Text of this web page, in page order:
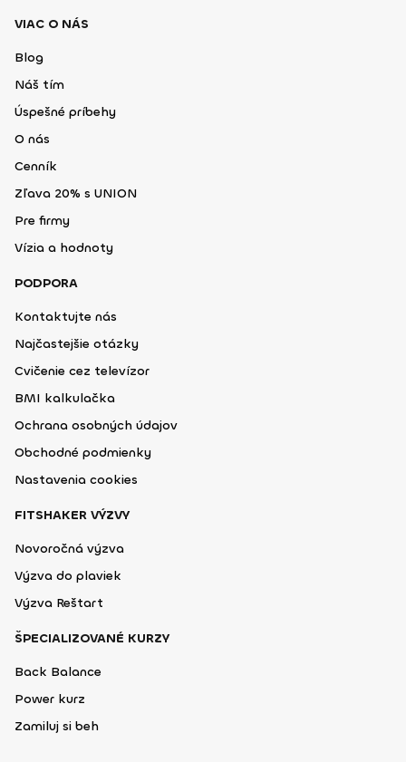
VIAC O NÁS
Blog
Náš tím
Úspešné príbehy
O nás
Cenník
Zľava 20% s UNION
Pre firmy
Vízia a hodnoty
PODPORA
Kontaktujte nás
Najčastejšie otázky
Cvičenie cez televízor
BMI kalkulačka
Ochrana osobných údajov
Obchodné podmienky
Nastavenia cookies
FITSHAKER VÝZVY
Novoročná výzva
Výzva do plaviek
Výzva Reštart
ŠPECIALIZOVANÉ KURZY
Back Balance
Power kurz
Zamiluj si beh